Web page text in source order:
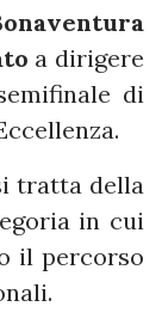
a dirigere
di
tratta della
in cui
il percorso